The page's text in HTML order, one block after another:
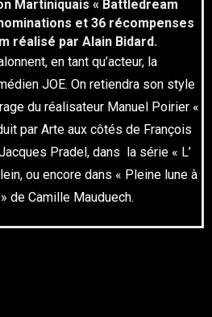
Martiniquais « Battledream
et 36 récompenses
réalisé par Alain Bidard.
en tant qu’acteur, la
JOE. On retiendra son style
du réalisateur Manuel Poirier «
par Arte aux côtés de François
Pradel, dans la série « L’
ou encore dans « Pleine lune à
de Camille Mauduech.